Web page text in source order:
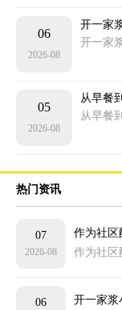
06
2026-08
开一家
开一家
05
2026-08
从早餐
从早餐
热门资讯
07
2026-08
作为社区
作为社区
06
开一家浆